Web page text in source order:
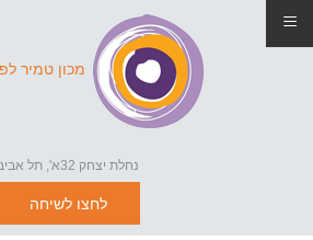
מכון טמיר
נחלת יצחק 32א', תל אביב
לחצו לשיחה
≡